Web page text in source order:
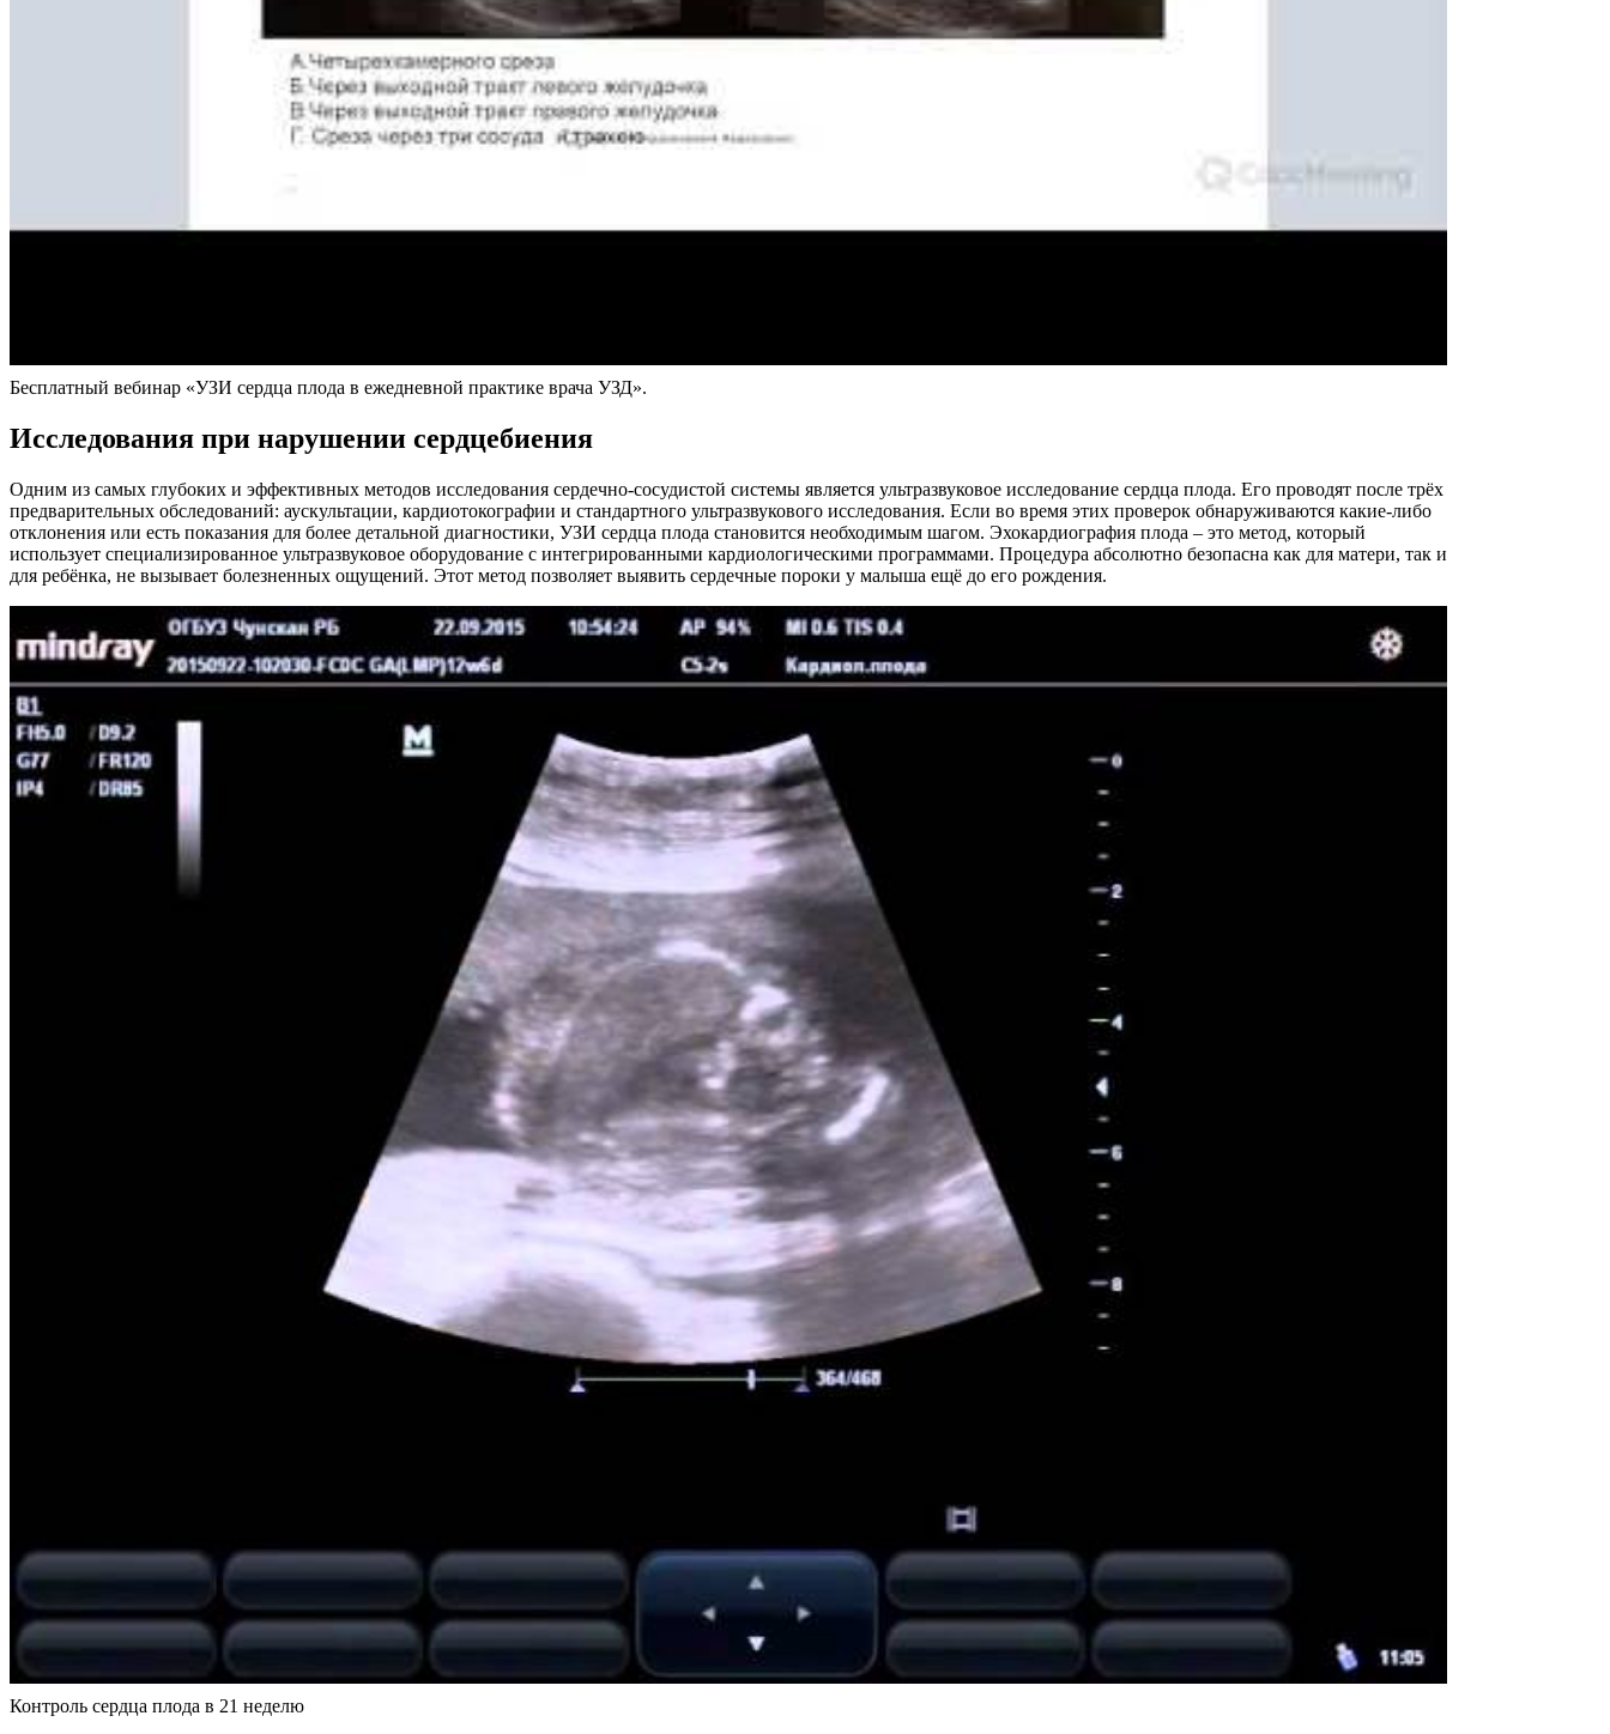
Бесплатный вебинар «УЗИ сердца плода в ежедневной практике врача УЗД».
Исследования при нарушении сердцебиения
Одним из самых глубоких и эффективных методов исследования сердечно-сосудистой системы является ультразвуковое исследование сердца плода. Его проводят после трёх
предварительных обследований: аускультации, кардиотокографии и стандартного ультразвукового исследования. Если во время этих проверок обнаруживаются какие-либо
отклонения или есть показания для более детальной диагностики, УЗИ сердца плода становится необходимым шагом. Эхокардиография плода – это метод, который
использует специализированное ультразвуковое оборудование с интегрированными кардиологическими программами. Процедура абсолютно безопасна как для матери, так и
для ребёнка, не вызывает болезненных ощущений. Этот метод позволяет выявить сердечные пороки у малыша ещё до его рождения.
Контроль сердца плода в 21 неделю